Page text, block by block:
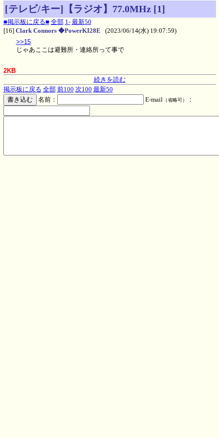
[テレビ/キー]【ラジオ】77.0MHz [1]
■掲示板に戻る■ 全部 1- 最新50
[16] Clark Connors ◆PowerKI28E
(2023/06/14(水) 19:07:59)
>>15
じゃあここは避難所・連絡所って事で
2KB
続きを読む
掲示板に戻る 全部 前100 次100 最新50
名前：
E-mail（省略可） ：